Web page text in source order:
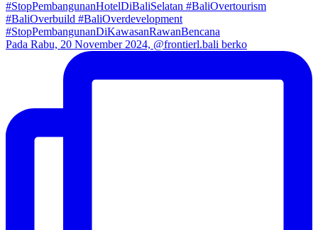
Pada Rabu, 20 November 2024, @frontierl.bali berko